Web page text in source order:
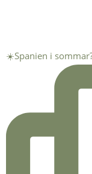
☀️Spanien i